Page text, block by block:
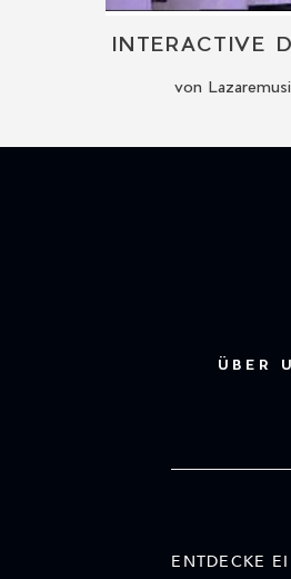
von
ÜBER
ENTDECKE